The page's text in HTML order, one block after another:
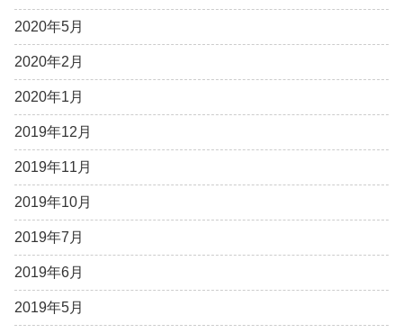
2020年5月
2020年2月
2020年1月
2019年12月
2019年11月
2019年10月
2019年7月
2019年6月
2019年5月